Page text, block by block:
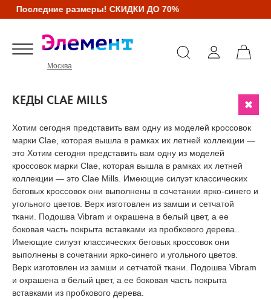
Последние размеры! СКИДКИ ДО 70%
Москва
КЕДЫ CLAE MILLS
Хотим сегодня представить вам одну из моделей кроссовок
марки Clae, которая вышла в рамках их летней коллекции —
это Хотим сегодня представить вам одну из моделей
кроссовок марки Clae, которая вышла в рамках их летней
коллекции — это Clae Mills. Имеющие силуэт классических
беговых кроссовок они выполнены в сочетании ярко-синего и
угольного цветов. Верх изготовлен из замши и сетчатой
ткани. Подошва Vibram и окрашена в белый цвет, а ее
боковая часть покрыта вставками из пробкового дерева..
Имеющие силуэт классических беговых кроссовок они
выполнены в сочетании ярко-синего и угольного цветов.
Верх изготовлен из замши и сетчатой ткани. Подошва Vibram
и окрашена в белый цвет, а ее боковая часть покрыта
вставками из пробкового дерева.